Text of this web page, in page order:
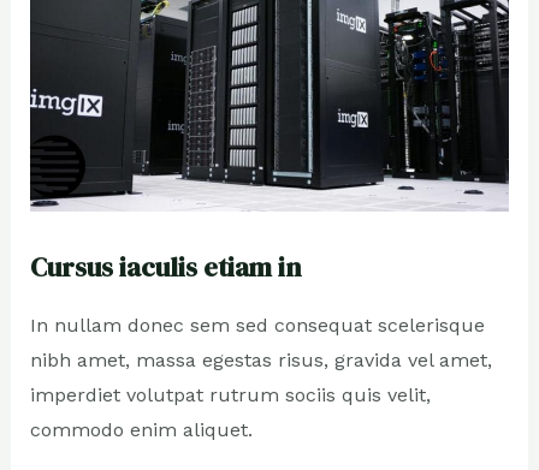
Cursus iaculis etiam in
In nullam donec sem sed consequat scelerisque
nibh amet, massa egestas risus, gravida vel amet,
imperdiet volutpat rutrum sociis quis velit,
commodo enim aliquet.